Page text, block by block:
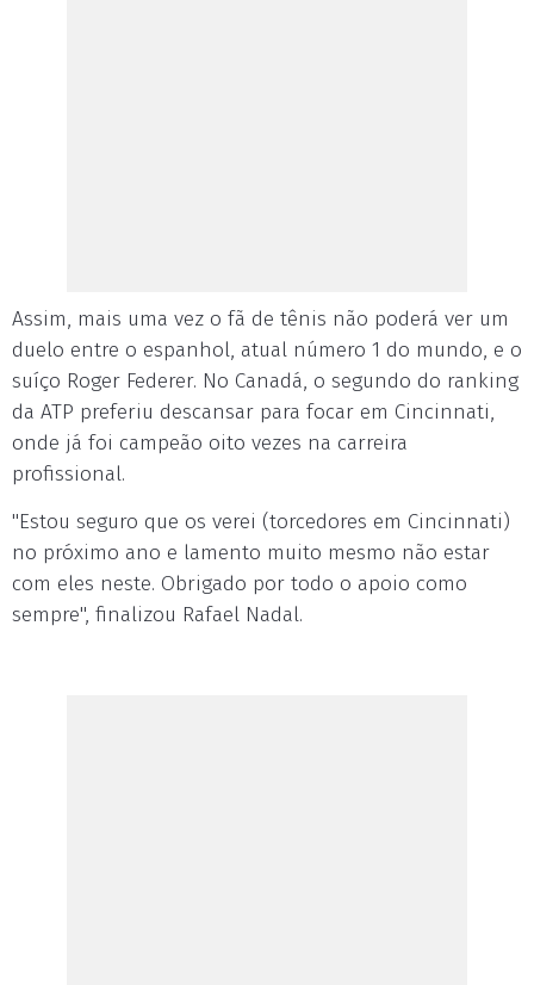
Assim, mais uma vez o fã de tênis não poderá ver um
duelo entre o espanhol, atual número 1 do mundo, e o
suíço Roger Federer. No Canadá, o segundo do ranking
da ATP preferiu descansar para focar em Cincinnati,
onde já foi campeão oito vezes na carreira
profissional.
"Estou seguro que os verei (torcedores em Cincinnati)
no próximo ano e lamento muito mesmo não estar
com eles neste. Obrigado por todo o apoio como
sempre", finalizou Rafael Nadal.